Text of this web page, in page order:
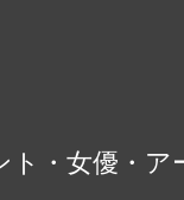
・女優・